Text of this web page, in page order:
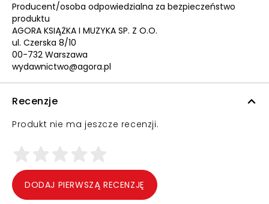
Producent/osoba odpowiedzialna za bezpieczeństwo
produktu
AGORA KSIĄŻKA I MUZYKA SP. Z O.O.
ul. Czerska 8/10
00-732 Warszawa
wydawnictwo@agora.pl
Recenzje
Produkt nie ma jeszcze recenzji.
DODAJ PIERWSZĄ RECENZJĘ